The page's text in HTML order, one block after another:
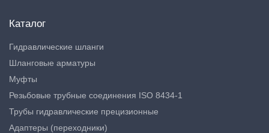
Каталог
Гидравлические шланги
Шланговые арматуры
Муфты
Резьбовые трубные соединения ISO 8434-1
Трубы гидравлические прецизионные
Адаптеры (переходники)